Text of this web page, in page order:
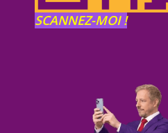
SCANNEZ-MOI !